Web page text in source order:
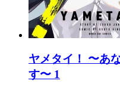
ヤメタイ！ 〜あ
す〜 1